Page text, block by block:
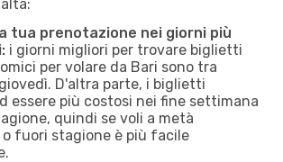
tua prenotazione nei giorni più
i giorni migliori per trovare biglietti
per volare da Bari sono tra
D'altra parte, i biglietti
essere più costosi nei fine settimana
quindi se voli a metà
fuori stagione è più facile